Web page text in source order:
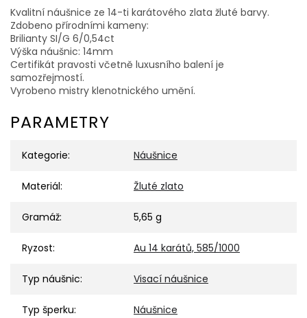
Kvalitní náušnice ze 14-ti karátového zlata žluté barvy.
Zdobeno přírodními kameny:
Brilianty SI/G 6/0,54ct
Výška náušnic: 14mm
Certifikát pravosti včetně luxusního balení je
samozřejmostí.
Vyrobeno mistry klenotnického umění.
PARAMETRY
Kategorie: Náušnice
Materiál: Žluté zlato
Gramáž: 5,65 g
Ryzost: Au 14 karátů, 585/1000
Typ náušnic: Visací náušnice
Typ šperku: Náušnice